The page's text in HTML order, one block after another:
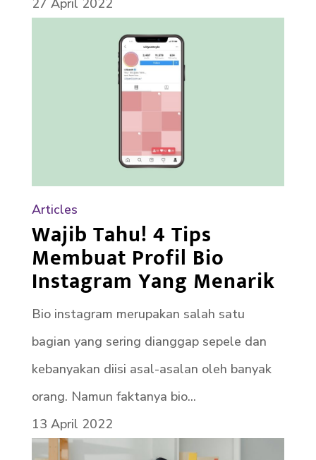
27 April 2022
Articles
Wajib Tahu! 4 Tips
Membuat Profil Bio
Instagram Yang Menarik
Bio instagram merupakan salah satu
bagian yang sering dianggap sepele dan
kebanyakan diisi asal-asalan oleh banyak
orang. Namun faktanya bio...
13 April 2022